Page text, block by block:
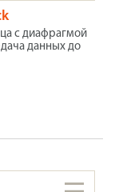
с диафрагмой
данных до